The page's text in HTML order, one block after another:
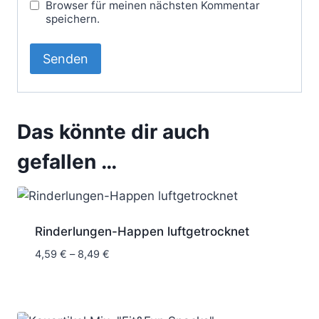
Browser für meinen nächsten Kommentar
speichern.
Das könnte dir auch
gefallen …
Rinderlungen-Happen luftgetrocknet
4,59 € – 8,49 €Preisspanne: